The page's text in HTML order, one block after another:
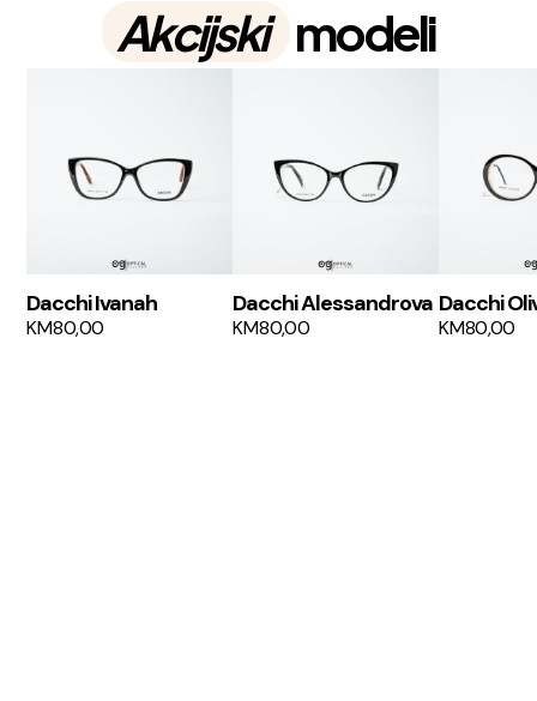
Akcijski modeli
Dacchi Ivanah
KM80,00
Dacchi Alessandrova
KM80,00
Dacchi
KM80,00